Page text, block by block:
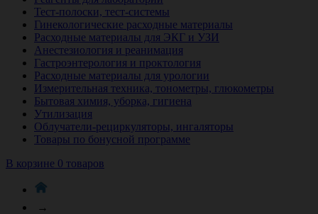
Тест-полоски, тест-системы
Гинекологические расходные материалы
Расходные материалы для ЭКГ и УЗИ
Анестезиология и реанимация
Гастроэнтерология и проктология
Расходные материалы для урологии
Измерительная техника, тонометры, глюкометры
Бытовая химия, уборка, гигиена
Утилизация
Облучатели-рециркуляторы, ингаляторы
Товары по бонусной программе
В корзине 0 товаров
→